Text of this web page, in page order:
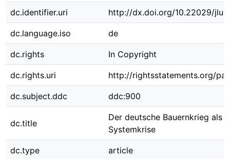
dc.identifier.uri http://dx.doi.org/10.22029/
dc.language.iso de
dc.rights In Copyright
dc.rights.uri http://rightsstatements.org/
dc.subject.ddc ddc:900
dc.title
Der deutsche Bauernkrieg als
Systemkrise
dc.type article